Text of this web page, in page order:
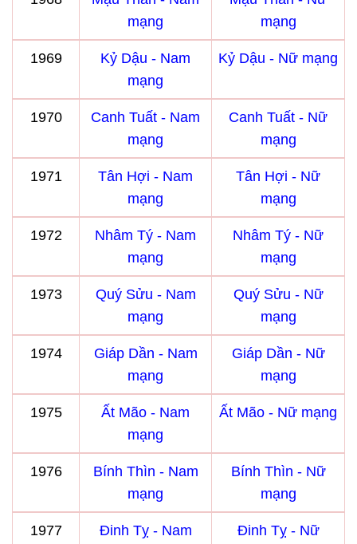
mạng
mạng
1969
Kỷ Dậu - Nam
mạng
Kỷ Dậu - Nữ mạng
1970
Canh Tuất - Nam
mạng
Canh Tuất - Nữ
mạng
1971
Tân Hợi - Nam
mạng
Tân Hợi - Nữ
mạng
1972
Nhâm Tý - Nam
mạng
Nhâm Tý - Nữ
mạng
1973
Quý Sửu - Nam
mạng
Quý Sửu - Nữ
mạng
1974
Giáp Dần - Nam
mạng
Giáp Dần - Nữ
mạng
1975
Ất Mão - Nam
mạng
Ất Mão - Nữ mạng
1976
Bính Thìn - Nam
mạng
Bính Thìn - Nữ
mạng
1977
Đinh Tỵ - Nam
Đinh Tỵ - Nữ